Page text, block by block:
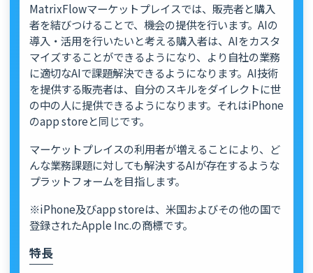
MatrixFlowマーケットプレイスでは、販売者と購入
者を結びつけることで、機会の提供を行います。AIの
導入・活用を行いたいと考える購入者は、AIをカスタ
マイズすることができるようになり、より自社の業務
に適切なAIで課題解決できるようになります。AI技術
を提供する販売者は、自分のスキルをダイレクトに世
の中の人に提供できるようになります。それはiPhone
のapp storeと同じです。
マーケットプレイスの利用者が増えることにより、ど
んな業務課題に対しても解決するAIが存在するような
プラットフォームを目指します。
※iPhone及びapp storeは、米国およびその他の国で
登録されたApple Inc.の商標です。
特長